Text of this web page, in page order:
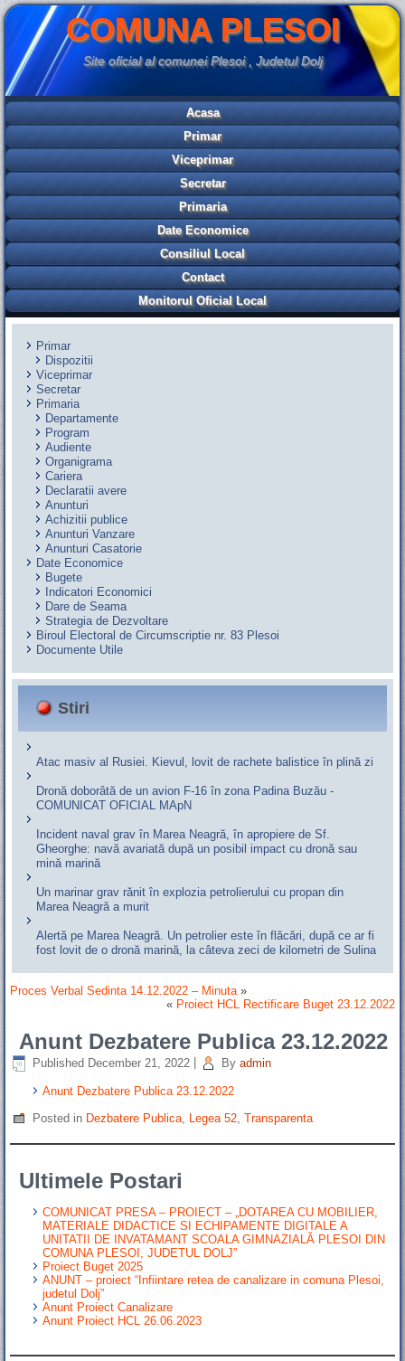
COMUNA PLESOI
Site oficial al comunei Plesoi , Judetul Dolj
Acasa
Primar
Viceprimar
Secretar
Primaria
Date Economice
Consiliul Local
Contact
Monitorul Oficial Local
Primar
Dispozitii
Viceprimar
Secretar
Primaria
Departamente
Program
Audiente
Organigrama
Cariera
Declaratii avere
Anunturi
Achizitii publice
Anunturi Vanzare
Anunturi Casatorie
Date Economice
Bugete
Indicatori Economici
Dare de Seama
Strategia de Dezvoltare
Biroul Electoral de Circumscriptie nr. 83 Plesoi
Documente Utile
Stiri
Atac masiv al Rusiei. Kievul, lovit de rachete balistice în plină zi
Dronă doborâtă de un avion F‑16 în zona Padina Buzău -
COMUNICAT OFICIAL MApN
Incident naval grav în Marea Neagră, în apropiere de Sf.
Gheorghe: navă avariată după un posibil impact cu dronă sau
mină marină
Un marinar grav rănit în explozia petrolierului cu propan din
Marea Neagră a murit
Alertă pe Marea Neagră. Un petrolier este în flăcări, după ce ar fi
fost lovit de o dronă marină, la câteva zeci de kilometri de Sulina
Proces Verbal Sedinta 14.12.2022 – Minuta»
« Proiect HCL Rectificare Buget 23.12.2022
Anunt Dezbatere Publica 23.12.2022
Published December 21, 2022 By admin
Anunt Dezbatere Publica 23.12.2022
Posted in Dezbatere Publica Legea 52 ,Transparenta
Ultimele Postari
COMUNICAT PRESA – PROIECT – „DOTAREA CU MOBILIER,
MATERIALE DIDACTICE SI ECHIPAMENTE DIGITALE A
UNITATII DE INVATAMANT SCOALA GIMNAZIALĂ PLESOI DIN
COMUNA PLESOI, JUDETUL DOLJ”
Proiect Buget 2025
ANUNT – proiect “Infiintare retea de canalizare in comuna Plesoi,
judetul Dolj”
Anunt Proiect Canalizare
Anunt Proiect HCL 26.06.2023